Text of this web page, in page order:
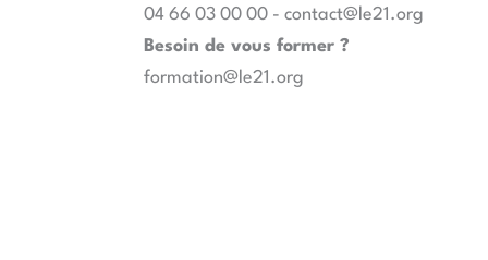
04 66 03 00 00 - contact@le21.org
Besoin de vous former ?
formation@le21.org